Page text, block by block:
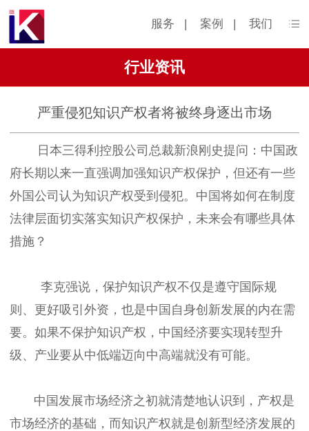
服务 | 案例 | 我们
行业资讯
严重侵犯知识产权者将被终身逐出市场
日本三得利控股公司总裁新浪刚史提问：中国政
府长期以来一直强调加强知识产权保护，但还有一些
外国公司认为知识产权受到侵犯。中国将如何在制度
法律层面切实落实知识产权保护，未来会有哪些具体
措施？
李克强说，保护知识产权不仅是遵守国际规
则、更好吸引外资，也是中国自身创新发展的内在需
要。如果不保护知识产权，中国经济要实现转型升
级、产业要从中低端迈向中高端就没有可能。
中国发展市场经济之初就清楚地认识到，产权是
市场经济的基础，而知识产权就是创新型经济发展的